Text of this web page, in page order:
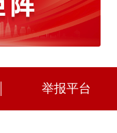
举报平台